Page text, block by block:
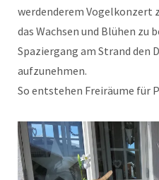
werdenderem Vogelkonzert
das Wachsen und Blühen zu
Spaziergang am Strand den
aufzunehmen.
So entstehen Freiräume für